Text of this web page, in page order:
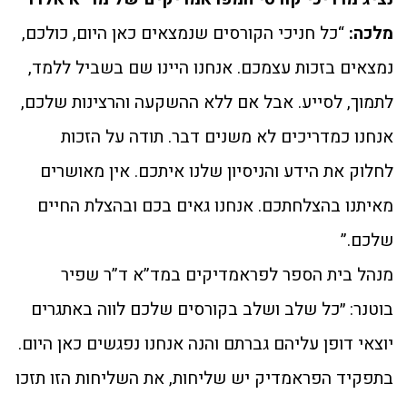
מלכה: “כל חניכי הקורסים שנמצאים כאן היום, כולכם,
נמצאים בזכות עצמכם. אנחנו היינו שם בשביל ללמד,
לתמוך, לסייע. אבל אם ללא ההשקעה והרצינות שלכם,
אנחנו כמדריכים לא משנים דבר. תודה על הזכות
לחלוק את הידע והניסיון שלנו איתכם. אין מאושרים
מאיתנו בהצלחתכם. אנחנו גאים בכם ובהצלת החיים
שלכם.”
מנהל בית הספר לפראמדיקים במד”א ד”ר שפיר
בוטנר: ״כל שלב ושלב בקורסים שלכם לווה באתגרים
יוצאי דופן עליהם גברתם והנה אנחנו נפגשים כאן היום.
בתפקיד הפראמדיק יש שליחות, את השליחות הזו תזכו